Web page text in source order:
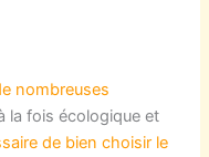
nombreuses
la fois écologique et
de bien choisir le